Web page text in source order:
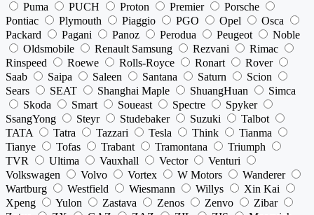
Puma
PUCH Proton Premier
Porsche
Pontiac
Plymouth Piaggio PGO Opel
Osca
Packard
Pagani Panoz Perodua Peugeot
Noble
Oldsmobile
Renault Samsung Rezvani
Rimac
Rinspeed
Roewe Rolls-Royce Ronart
Rover
Saab
Saipa Saleen Santana Saturn
Scion
Sears
SEAT Shanghai Maple ShuangHuan
Simca
Skoda
Smart Soueast Spectre
Spyker
SsangYong
Steyr Studebaker Suzuki
Talbot
TATA
Tatra Tazzari Tesla Think
Tianma
Tianye
Tofas Trabant Tramontana
Triumph
TVR
Ultima Vauxhall Vector
Venturi
Volkswagen
Volvo Vortex W Motors
Wanderer
Wartburg
Westfield Wiesmann Willys
Xin Kai
Xpeng
Yulon Zastava Zenos Zenvo
Zibar